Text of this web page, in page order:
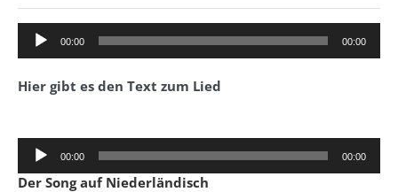
Audio-
Player
00:00 00:00
Hier gibt es den Text zum Lied
Audio-
Player
00:00 00:00
Der Song auf Niederländisch